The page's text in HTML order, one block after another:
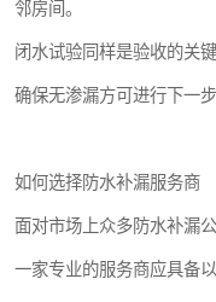
邻房间。
闭水试验同样是验收的关
确保无渗漏方可进行下一步
如何选择防水补漏服务商
面对市场上众多防水补漏
一家专业的服务商应具备